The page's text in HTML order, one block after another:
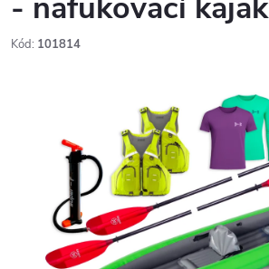
Kód: 101814